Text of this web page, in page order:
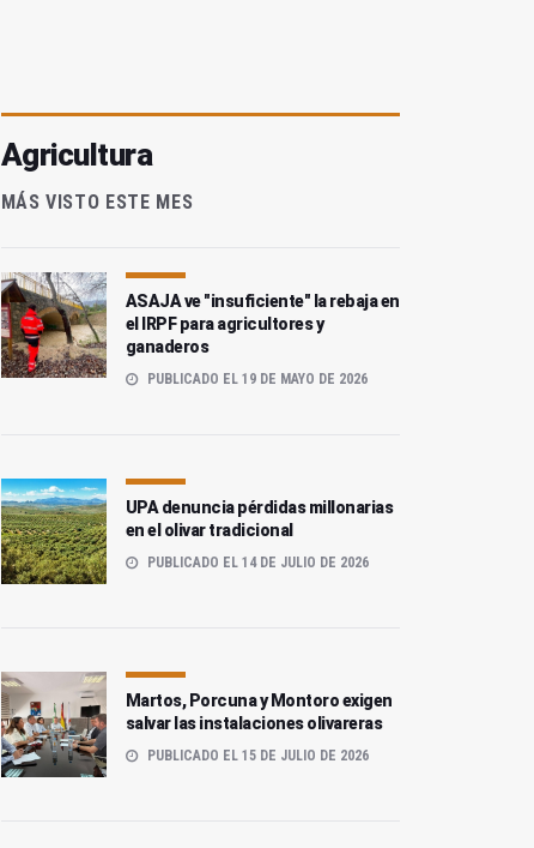
Agricultura
MÁS VISTO ESTE MES
ASAJA ve "insuficiente" la rebaja en
el IRPF para agricultores y
ganaderos
PUBLICADO EL 19 DE MAYO DE 2026
UPA denuncia pérdidas millonarias
en el olivar tradicional
PUBLICADO EL 14 DE JULIO DE 2026
Martos, Porcuna y Montoro exigen
salvar las instalaciones olivareras
PUBLICADO EL 15 DE JULIO DE 2026